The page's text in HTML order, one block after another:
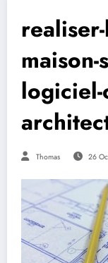
maison-
logiciel-
Thomas 26